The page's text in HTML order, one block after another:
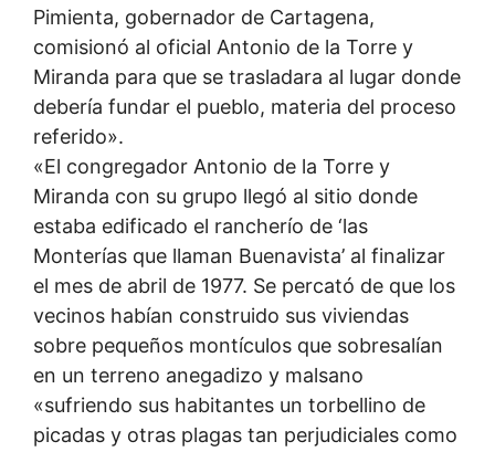
Pimienta, gobernador de Cartagena,
comisionó al oficial Antonio de la Torre y
Miranda para que se trasladara al lugar donde
debería fundar el pueblo, materia del proceso
referido».
«El congregador Antonio de la Torre y
Miranda con su grupo llegó al sitio donde
estaba edificado el rancherío de ‘las
Monterías que llaman Buenavista’ al finalizar
el mes de abril de 1977. Se percató de que los
vecinos habían construido sus viviendas
sobre pequeños montículos que sobresalían
en un terreno anegadizo y malsano
«sufriendo sus habitantes un torbellino de
picadas y otras plagas tan perjudiciales como